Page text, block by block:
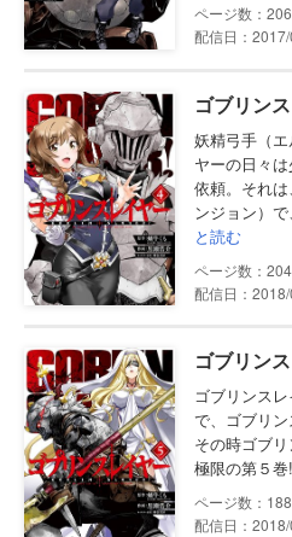
206
配信日：
ゴブリン
妖精弓手（
ヤーの日々
依頼。それ
ンジョン）
と読む
204
配信日：
ゴブリン
ゴブリンス
で、ゴブリ
その時ゴブ
極限の第５巻
188
配信日：